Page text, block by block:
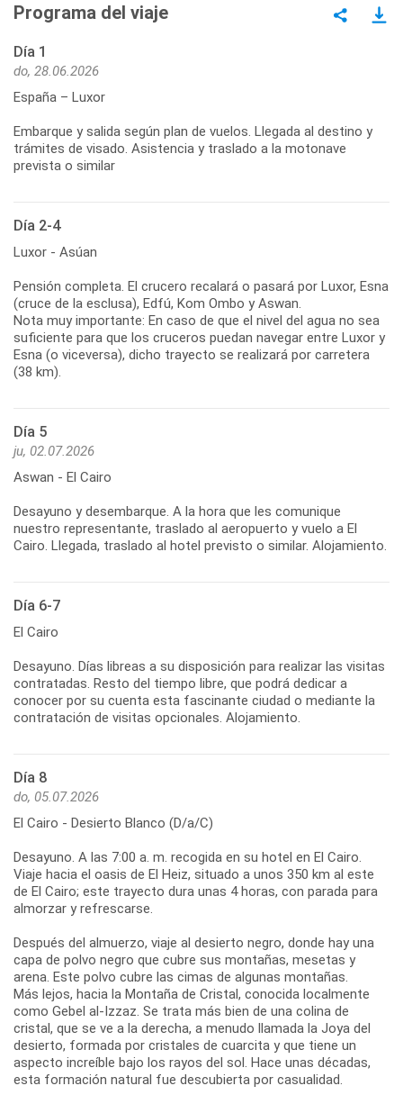
Programa del viaje
Día 1
do, 28.06.2026
España – Luxor
Embarque y salida según plan de vuelos. Llegada al destino y
trámites de visado. Asistencia y traslado a la motonave
prevista o similar
Día 2-4
Luxor - Asúan
Pensión completa. El crucero recalará o pasará por Luxor, Esna
(cruce de la esclusa), Edfú, Kom Ombo y Aswan.
Nota muy importante: En caso de que el nivel del agua no sea
suficiente para que los cruceros puedan navegar entre Luxor y
Esna (o viceversa), dicho trayecto se realizará por carretera
(38 km).
Día 5
ju, 02.07.2026
Aswan - El Cairo
Desayuno y desembarque. A la hora que les comunique
nuestro representante, traslado al aeropuerto y vuelo a El
Cairo. Llegada, traslado al hotel previsto o similar. Alojamiento.
Día 6-7
El Cairo
Desayuno. Días libreas a su disposición para realizar las visitas
contratadas. Resto del tiempo libre, que podrá dedicar a
conocer por su cuenta esta fascinante ciudad o mediante la
contratación de visitas opcionales. Alojamiento.
Día 8
do, 05.07.2026
El Cairo - Desierto Blanco (D/a/C)
Desayuno. A las 7:00 a. m. recogida en su hotel en El Cairo.
Viaje hacia el oasis de El Heiz, situado a unos 350 km al este
de El Cairo; este trayecto dura unas 4 horas, con parada para
almorzar y refrescarse.
Después del almuerzo, viaje al desierto negro, donde hay una
capa de polvo negro que cubre sus montañas, mesetas y
arena. Este polvo cubre las cimas de algunas montañas.
Más lejos, hacia la Montaña de Cristal, conocida localmente
como Gebel al-Izzaz. Se trata más bien de una colina de
cristal, que se ve a la derecha, a menudo llamada la Joya del
desierto, formada por cristales de cuarcita y que tiene un
aspecto increíble bajo los rayos del sol. Hace unas décadas,
esta formación natural fue descubierta por casualidad.